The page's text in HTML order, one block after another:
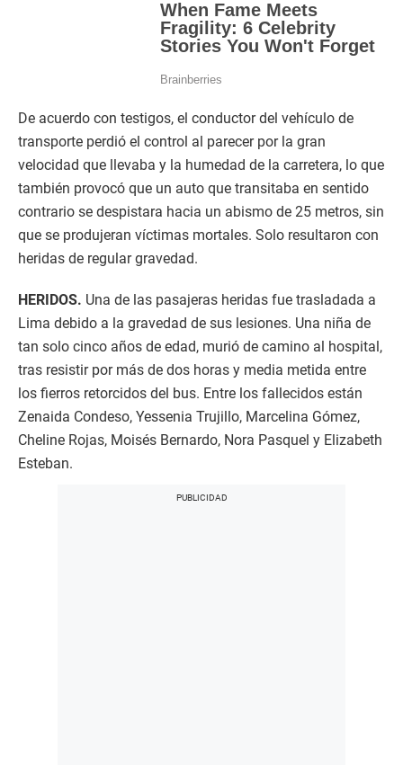
De acuerdo con testigos, el conductor del vehículo de
transporte perdió el control al parecer por la gran
velocidad que llevaba y la humedad de la carretera, lo que
también provocó que un auto que transitaba en sentido
contrario se despistara hacia un abismo de 25 metros, sin
que se produjeran víctimas mortales. Solo resultaron con
heridas de regular gravedad.
HERIDOS. Una de las pasajeras heridas fue trasladada a
Lima debido a la gravedad de sus lesiones. Una niña de
tan solo cinco años de edad, murió de camino al hospital,
tras resistir por más de dos horas y media metida entre
los fierros retorcidos del bus. Entre los fallecidos están
Zenaida Condeso, Yessenia Trujillo, Marcelina Gómez,
Cheline Rojas, Moisés Bernardo, Nora Pasquel y Elizabeth
Esteban.